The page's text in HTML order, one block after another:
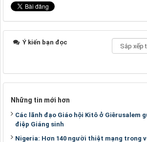
Ý kiến bạn đọc
Những tin mới hơn
Các lãnh đạo Giáo hội Kitô ở Giêrusalem
điệp Giáng sinh
Nigeria: Hơn 140 người thiệt mạng trong